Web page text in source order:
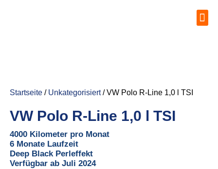
Startseite / Unkategorisiert/ VW Polo R-Line 1,0 l TSI
VW Polo R-Line 1,0 l TSI
4000 Kilometer pro Monat
6 Monate Laufzeit
Deep Black Perleffekt
Verfügbar ab Juli 2024